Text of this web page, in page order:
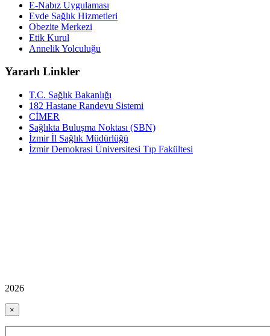
E-Nabız Uygulaması
Evde Sağlık Hizmetleri
Obezite Merkezi
Etik Kurul
Annelik Yolculuğu
Yararlı Linkler
T.C. Sağlık Bakanlığı
182 Hastane Randevu Sistemi
CİMER
Sağlıkta Buluşma Noktası (SBN)
İzmir İl Sağlık Müdürlüğü
İzmir Demokrasi Üniversitesi Tıp Fakültesi
2026
×